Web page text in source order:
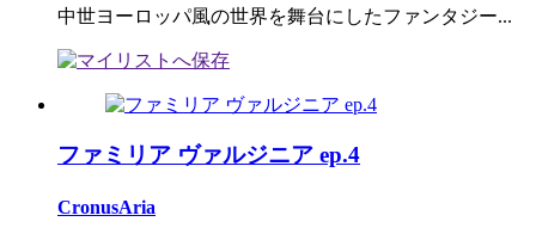
中世ヨーロッパ風の世界を舞台にしたファンタジー...
ファミリア ヴァルジニア ep.4
CronusAria